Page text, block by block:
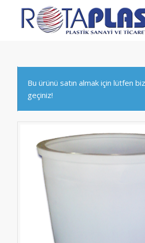
Bu ürünü satın almak için lütfen
geçiniz!